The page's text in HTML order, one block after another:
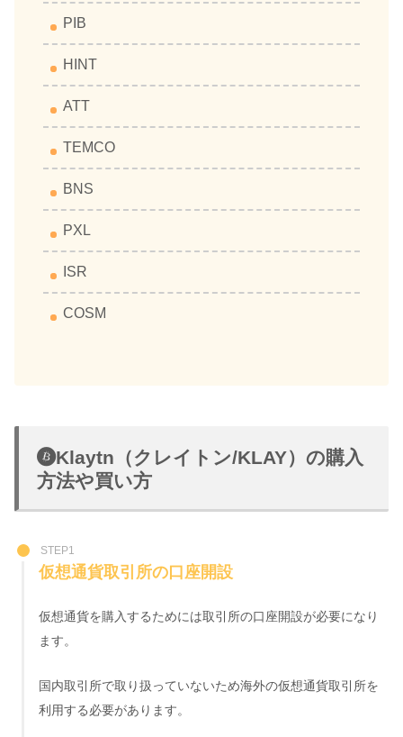
PIB
HINT
ATT
TEMCO
BNS
PXL
ISR
COSM
Klaytn（クレイトン/KLAY）の購入
方法や買い方
STEP1
仮想通貨取引所の口座開設
仮想通貨を購入するためには取引所の口座開設が必要になり
ます。
国内取引所で取り扱っていないため海外の仮想通貨取引所を
利用する必要があります。